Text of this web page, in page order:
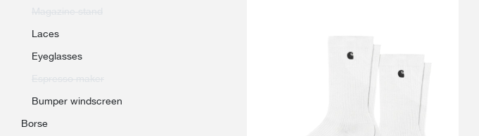
laces
eyeglasses
bumper windscreen
borse